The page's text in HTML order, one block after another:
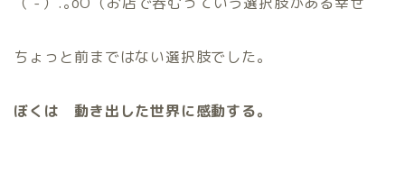
ちょっと前まではない選択肢でした。
ぼくは 動き出した世界に感動する。